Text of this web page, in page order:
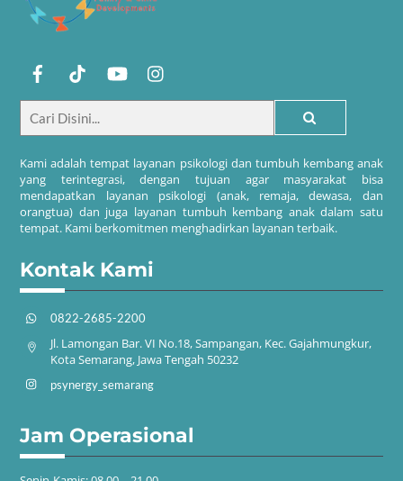
Kami adalah tempat layanan psikologi dan tumbuh kembang anak
yang terintegrasi, dengan tujuan agar masyarakat bisa
mendapatkan layanan psikologi (anak, remaja, dewasa, dan
orangtua) dan juga layanan tumbuh kembang anak dalam satu
tempat. Kami berkomitmen menghadirkan layanan terbaik.
Kontak Kami
0822-2685-2200
Jl. Lamongan Bar. VI No.18, Sampangan, Kec. Gajahmungkur,
Kota Semarang, Jawa Tengah 50232
psynergy_semarang
Jam Operasional